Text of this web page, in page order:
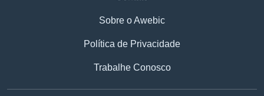
Sobre o Awebic
Política de Privacidade
Trabalhe Conosco